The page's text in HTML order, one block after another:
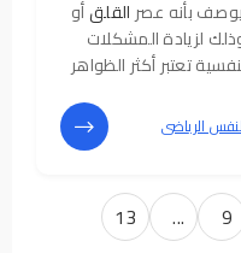
بأنه عصر القلقأو
لزيادة المشكلات
تعتبر أكثر الظواهر
الرياضى
9
...
13